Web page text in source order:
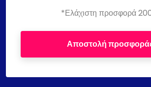
*Ελάχιστη προσφορά
Αποστολή